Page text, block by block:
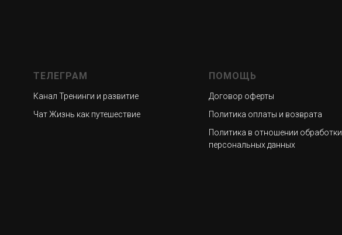
ТЕЛЕГРАМ
Канал Тренинги и развитие
Чат Жизнь как путешествие
ПОМОЩЬ
Договор оферты
Политика оплаты и возврата
Политика в отношении обработки
персональных данных